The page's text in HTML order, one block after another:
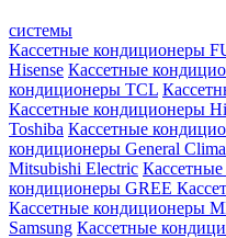
системы
Кассетные кондиционеры
Hisense Кассетные
кондиционеры TCL
Кассетные кондиционеры
Toshiba Кассетные
кондиционеры General
Mitsubishi Electric
кондиционеры GREE
Кассетные кондиционеры
Samsung Кассетные